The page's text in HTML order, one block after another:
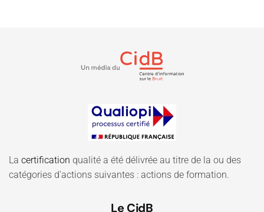
La certification qualité a été délivrée au titre de la ou des
catégories d'actions suivantes : actions de formation.
Le CidB